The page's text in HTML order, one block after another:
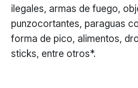
ilegales, armas de fuego,
punzocortantes, paraguas
forma de pico, alimentos,
sticks, entre otros*.